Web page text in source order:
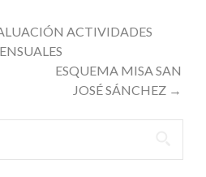
ACTIVIDADES
ESQUEMA MISA SAN
JOSÉ SÁNCHEZ →